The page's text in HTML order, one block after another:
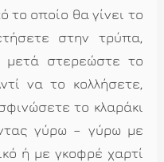
το οποίο θα γίνει το
στην τρύπα,
μετά στερεώστε το
να το κολλήσετε,
το κλαράκι
γύρω – γύρω με
ή με γκοφρέ χαρτί